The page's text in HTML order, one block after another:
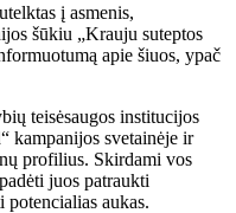
į asmenis,
šūkiu „Krauju suteptos
apie šiuos, ypač
teisėsaugos institucijos
kampanijos svetainėje ir
profilius. Skirdami vos
juos patraukti
aukas.